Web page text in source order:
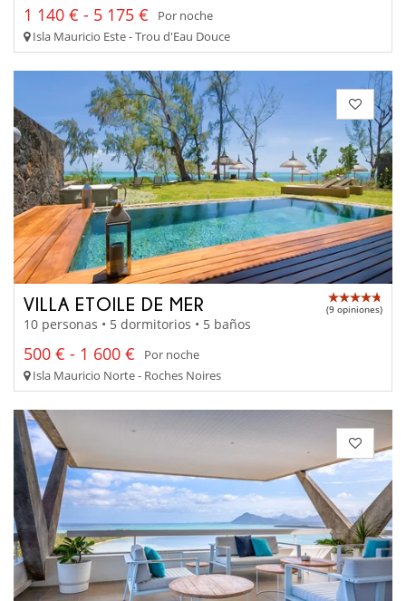
1 140 € - 5 175 €
Por noche
Isla Mauricio Este - Trou d'Eau Douce
VILLA ETOILE DE MER (9 opiniones)
10 personas • 5 dormitorios • 5 baños
500 € - 1 600 €
Por noche
Isla Mauricio Norte - Roches Noires